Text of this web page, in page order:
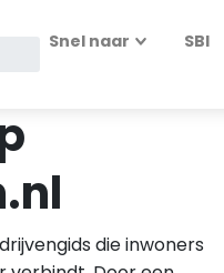
Snel naar SBI
die inwoners